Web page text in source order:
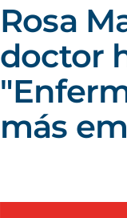
Rosa
doctor
más